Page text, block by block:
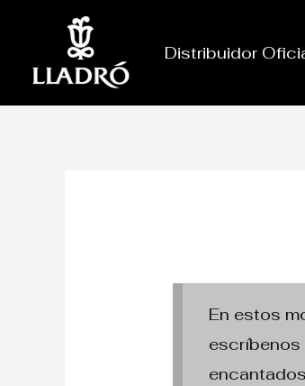
contenido
Distribuidor
En estos